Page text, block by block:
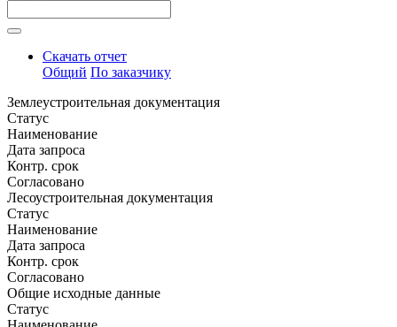
Скачать отчет
Общий По заказчику
Землеустроительная документация
Статус
Наименование
Дата запроса
Контр. срок
Согласовано
Лесоустроительная документация
Статус
Наименование
Дата запроса
Контр. срок
Согласовано
Общие исходные данные
Статус